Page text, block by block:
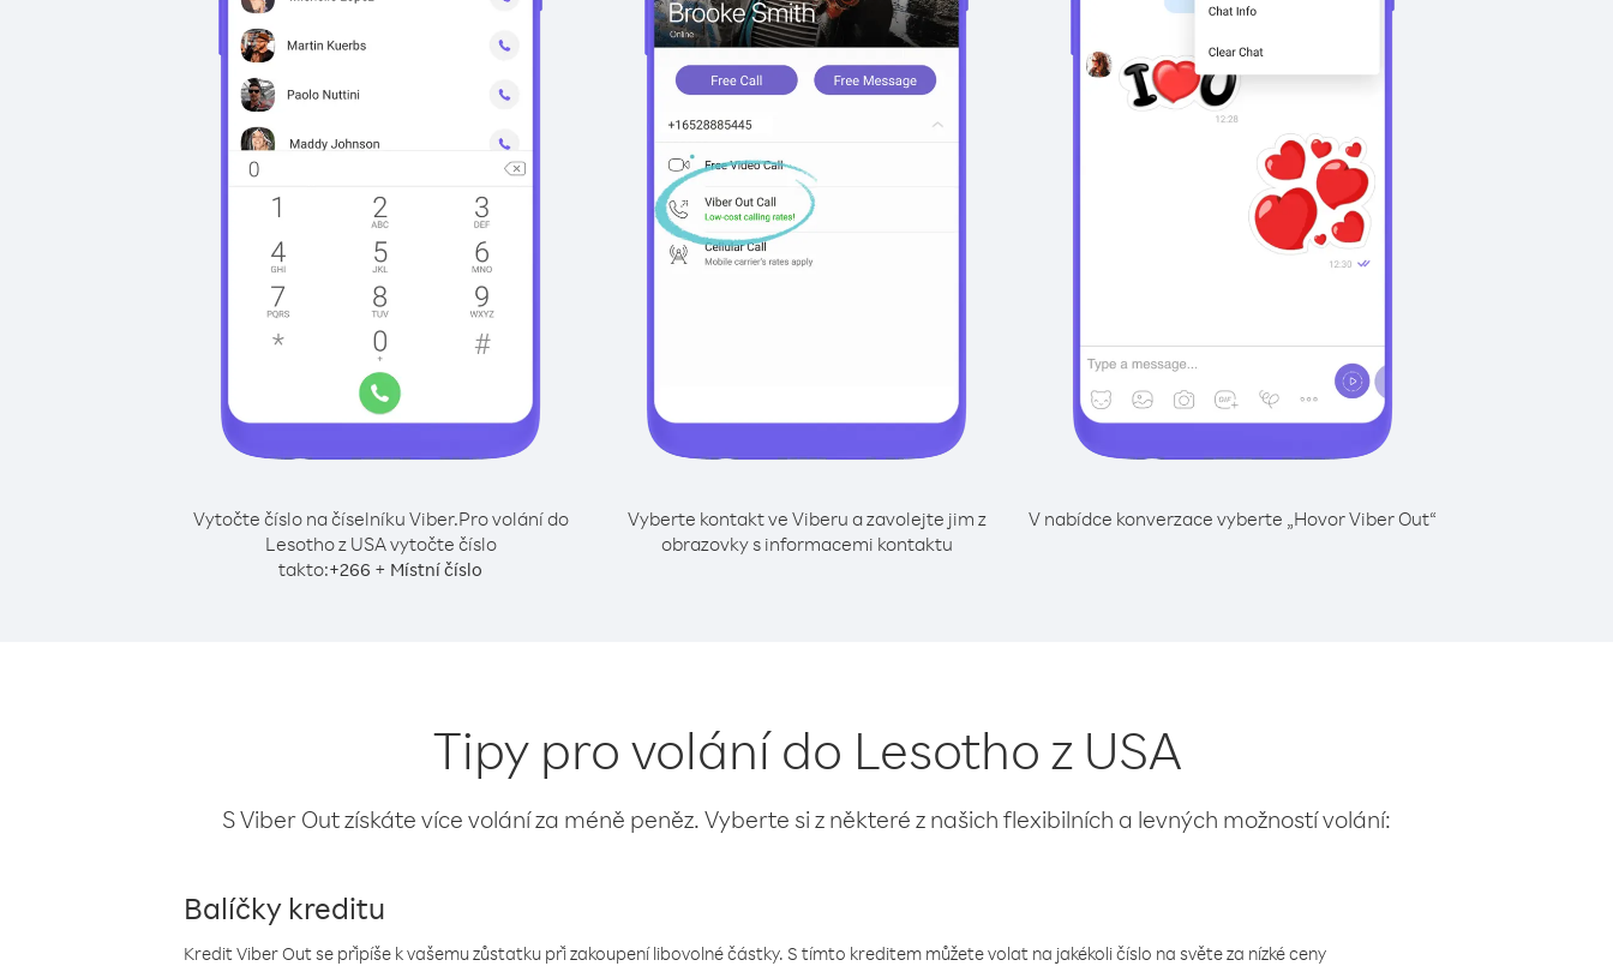
Vytočte číslo na číselníku Viber.Pro volání do
Lesotho z USA vytočte číslo
takto:+266 + Místní číslo
Vyberte kontakt ve Viberu a zavolejte jim z
obrazovky s informacemi kontaktu
V nabídce konverzace vyberte „Hovor Viber Out“
Tipy pro volání do Lesotho z USA
S Viber Out získáte více volání za méně peněz. Vyberte si z některé z našich flexibilních a levných možností volání:
Balíčky kreditu
Kredit Viber Out se připíše k vašemu zůstatku při zakoupení libovolné částky. S tímto kreditem můžete volat na jakékoli číslo na světe za nízké ceny